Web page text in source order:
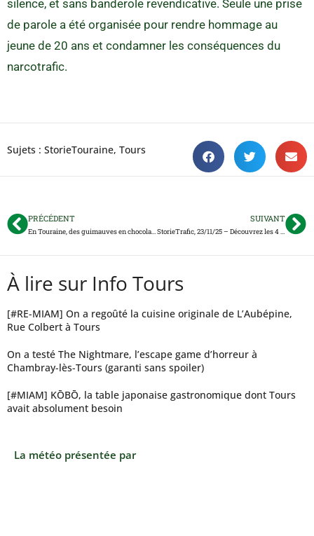
silence, et sans banderole revendicative. Seule une prise
de parole a été organisée pour rendre hommage au
jeune de 20 ans et condamner les conséquences du
narcotrafic.
Sujets : StorieTouraine, Tours
PRÉCÉDENT
En Touraine, des guimauves en chocolat vendues au profit des enfants malades
SUIVANT
StorieTrafic, 23/11/25 – Découvrez les 4 perturbations des prochains jours à Tours et Rochecorbon
À lire sur Info Tours
[#RE-MIAM] On a regoûté la cuisine originale de L’Aubépine,
Rue Colbert à Tours
On a testé The Nightmare, l’escape game d’horreur à
Chambray-lès-Tours (garanti sans spoiler)
[#MIAM] KŌBŌ, la table japonaise gastronomique dont Tours
avait absolument besoin
La météo présentée par